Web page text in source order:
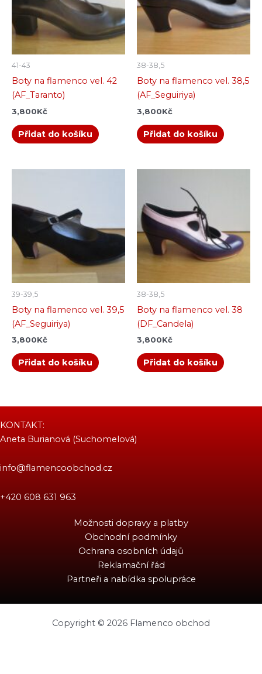
41-43
Boty na flamenco vel. 42
(AF_Taranto)
3,800Kč
Přidat do košíku
38-38,5
Boty na flamenco vel. 38,5
(AF_Seguiriya)
3,800Kč
Přidat do košíku
39-39,5
Boty na flamenco vel. 39,5
(AF_Seguiriya)
3,800Kč
Přidat do košíku
38-38,5
Boty na flamenco vel. 38
(DF_Candela)
3,800Kč
Přidat do košíku
KONTAKT:
Aneta Burianová (Suchomelová)
info@flamencoobchod.cz
+420 608 631 963
Možnosti dopravy a platby
Obchodní podmínky
Ochrana osobních údajů
Reklamační řád
Partneři a nabídka spolupráce
Copyright © 2026 Flamenco obchod